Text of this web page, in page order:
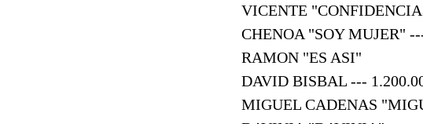
VICENTE
CHENOA "SOY MUJER"
RAMON "ES ASI"
DAVID BISBAL ---
MIGUEL CADENAS